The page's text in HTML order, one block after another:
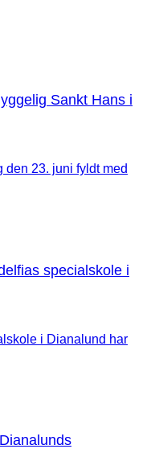
Sankt Hans i
den 23. juni fyldt med
specialskole i
i Dianalund har